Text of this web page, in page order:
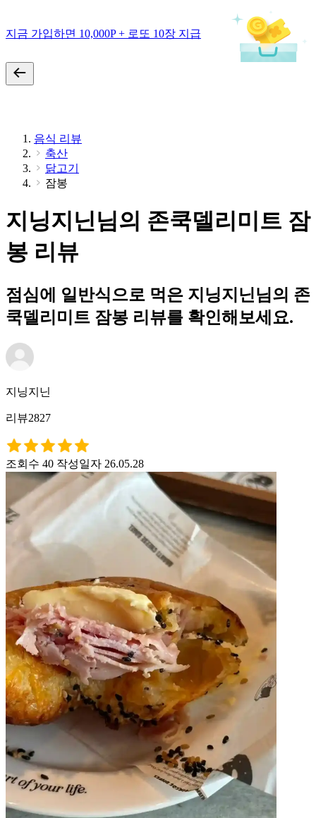
지금 가입하면 10,000P + 로또 10장 지급
음식 리뷰
축산
닭고기
잠봉
지닝지닌님의 존쿡델리미트 잠
봉 리뷰
점심에 일반식으로 먹은 지닝지닌님의 존
쿡델리미트 잠봉 리뷰를 확인해보세요.
지닝지닌
리뷰2827
조회수 40 작성일자 26.05.28